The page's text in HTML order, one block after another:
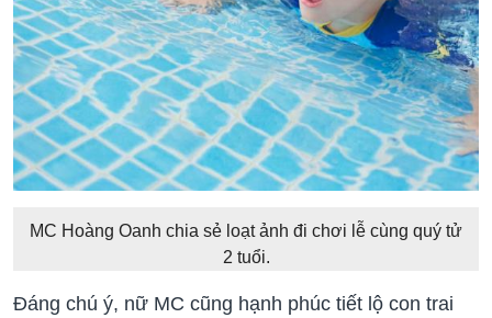
MC Hoàng Oanh chia sẻ loạt ảnh đi chơi lễ cùng quý tử
2 tuổi.
Đáng chú ý, nữ MC cũng hạnh phúc tiết lộ con trai